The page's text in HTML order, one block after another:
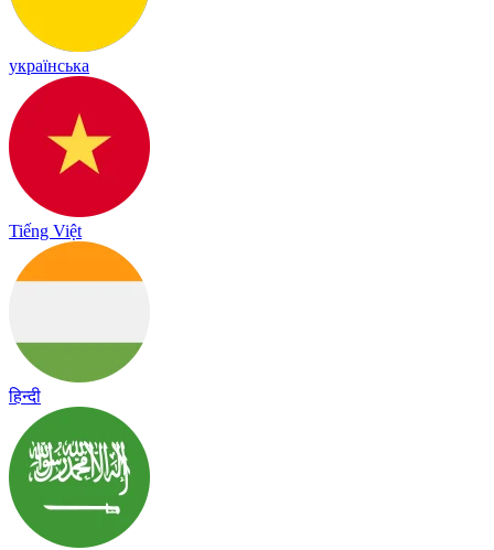
українська
Tiếng Việt
हिन्दी